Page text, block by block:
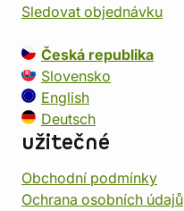
Sledovat objednávku
Česká republika
Slovensko
English
Deutsch
užitečné
Obchodní podmínky
Ochrana osobních údajů